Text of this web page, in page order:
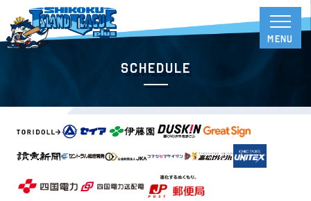
Schedule